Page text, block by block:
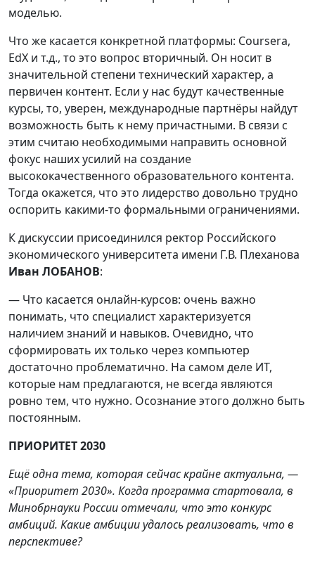
моделью.
Что же касается конкретной платформы: Coursera,
EdX и т.д., то это вопрос вторичный. Он носит в
значительной степени технический характер, а
первичен контент. Если у нас будут качественные
курсы, то, уверен, международные партнёры найдут
возможность быть к нему причастными. В связи с
этим считаю необходимыми направить основной
фокус наших усилий на создание
высококачественного образовательного контента.
Тогда окажется, что это лидерство довольно трудно
оспорить какими-то формальными ограничениями.
К дискуссии присоединился ректор Российского
экономического университета имени Г.В. Плеханова
Иван ЛОБАНОВ:
— Что касается онлайн-курсов: очень важно
понимать, что специалист характеризуется
наличием знаний и навыков. Очевидно, что
сформировать их только через компьютер
достаточно проблематично. На самом деле ИT,
которые нам предлагаются, не всегда являются
ровно тем, что нужно. Осознание этого должно быть
постоянным.
ПРИОРИТЕТ 2030
Ещё одна тема, которая сейчас крайне актуальна, —
«Приоритет 2030». Когда программа стартовала, в
Минобрнауки России отмечали, что это конкурс
амбиций. Какие амбиции удалось реализовать, что в
перспективе?